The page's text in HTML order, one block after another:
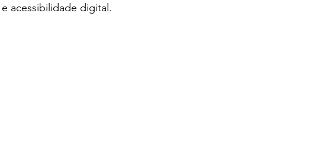
e acessibilidade digital.